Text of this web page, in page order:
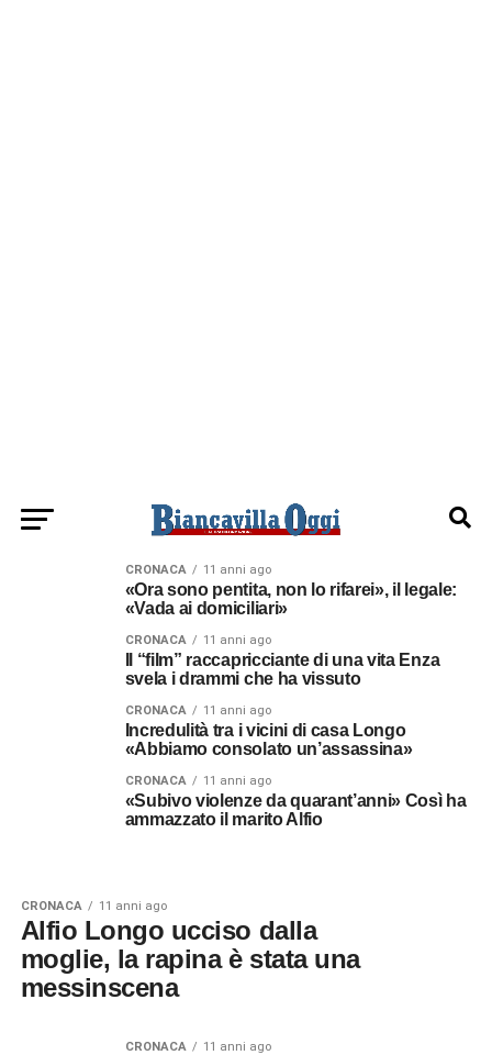
CRONACA 11 anni ago
«Ora sono pentita, non lo rifarei», il legale:
«Vada ai domiciliari»
CRONACA 11 anni ago
Il “film” raccapricciante di una vita Enza
svela i drammi che ha vissuto
CRONACA 11 anni ago
Incredulità tra i vicini di casa Longo
«Abbiamo consolato un’assassina»
CRONACA 11 anni ago
«Subivo violenze da quarant’anni» Così ha
ammazzato il marito Alfio
CRONACA 11 anni ago
Alfio Longo ucciso dalla
moglie, la rapina è stata una
messinscena
CRONACA 11 anni ago